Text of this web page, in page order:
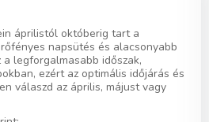
áprilistól októberig tart a
napsütés és alacsonyabb
legforgalmasabb időszak,
ezért az optimális időjárás és
válaszd az április, májust vagy